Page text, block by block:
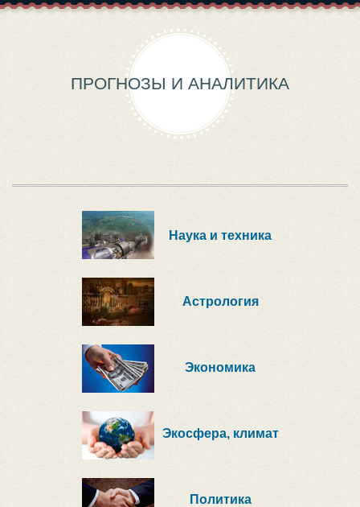
ПРОГНОЗЫ И АНАЛИТИКА
Наука и техника
Астрология
Экономика
Экосфера, климат
Политика